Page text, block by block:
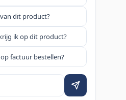
dit product?
ik op dit product?
factuur bestellen?